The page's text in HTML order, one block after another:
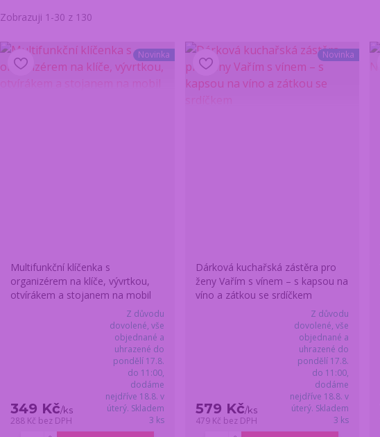
Zobrazuji 1-30 z 130
Novinka
Multifunkční klíčenka s
organizérem na klíče, vývrtkou,
otvírákem a stojanem na mobil
349 Kč/ks
288 Kč bez DPH
Z důvodu
dovolené, vše
objednané a
uhrazené do
pondělí 17.8.
do 11:00,
dodáme
nejdříve 18.8. v
úterý. Skladem
3 ks
Novinka
Dárková kuchařská zástěra pro
ženy Vařím s vínem – s kapsou na
víno a zátkou se srdíčkem
579 Kč/ks
479 Kč bez DPH
Z důvodu
dovolené, vše
objednané a
uhrazené do
pondělí 17.8.
do 11:00,
dodáme
nejdříve 18.8. v
úterý. Skladem
3 ks